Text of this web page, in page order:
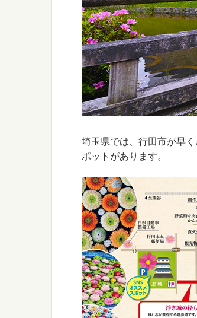
埼玉県では、行田市が早
ポットがあります。